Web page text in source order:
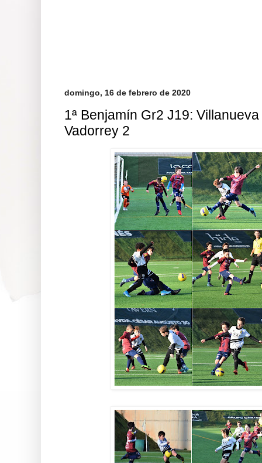
domingo, 16 de febrero de 2020
1ª Benjamín Gr2 J19:
Vadorrey 2